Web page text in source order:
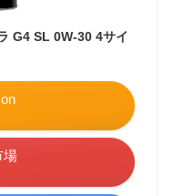
G4 SL 0W-30 4サイ
場